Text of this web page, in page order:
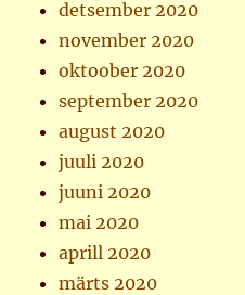
detsember 2020
november 2020
oktoober 2020
september 2020
august 2020
juuli 2020
juuni 2020
mai 2020
aprill 2020
märts 2020